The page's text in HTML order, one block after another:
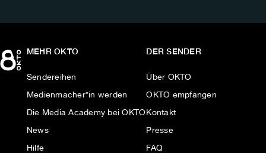
MEHR OKTO
Sendereihen
Medienmacher*in werden
Die Media Academy bei OKTO
News
Hilfe
DER SENDER
Über OKTO
OKTO empfangen
Kontakt
Presse
FAQ